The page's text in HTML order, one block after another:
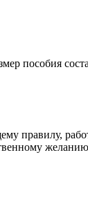
пособия
правилу,